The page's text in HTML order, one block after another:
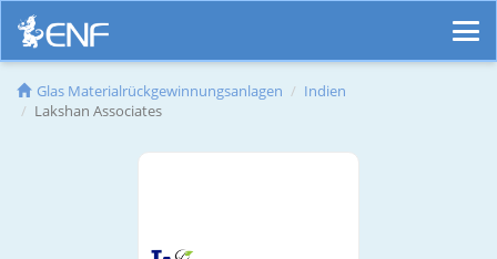
Glas Materialrückgewinnungsanlagen
Indien
Lakshan Associates